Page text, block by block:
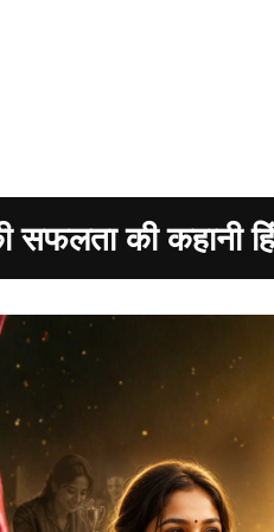
की कहानी